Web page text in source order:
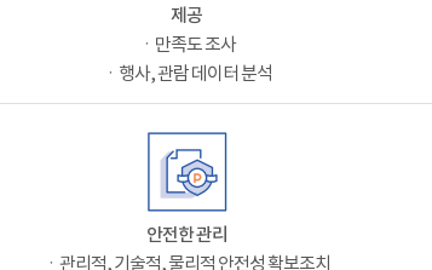
제공
ㆍ만족도 조사
ㆍ행사, 관람 데이터 분석
안전한 관리
ㆍ관리적, 기술적, 물리적 안전성 확보조치